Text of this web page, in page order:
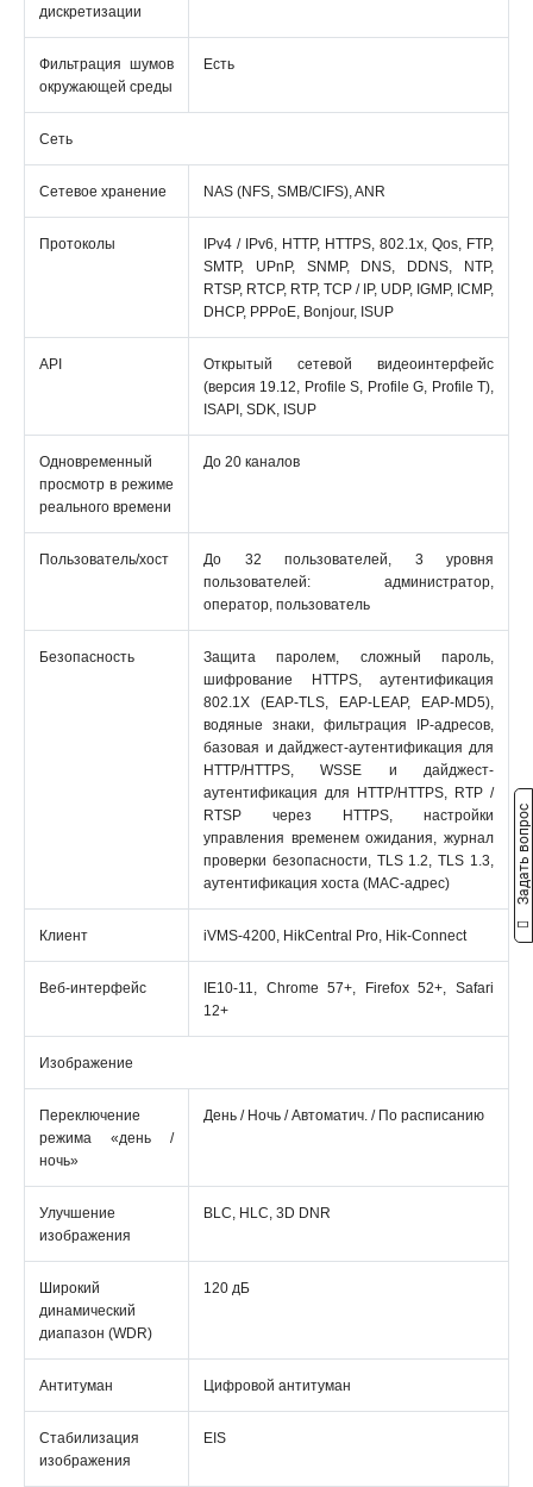
дискретизации
Фильтрация шумов
окружающей среды
Есть
Сеть
Сетевое хранение NAS (NFS, SMB/CIFS), ANR
Протоколы
IPv4 / IPv6, HTTP, HTTPS, 802.1x, Qos, FTP,
SMTP, UPnP, SNMP, DNS, DDNS, NTP,
RTSP, RTCP, RTP, TCP / IP, UDP, IGMP, ICMP,
DHCP, PPPoE, Bonjour, ISUP
API
Открытый сетевой видеоинтерфейс
(версия 19.12, Profile S, Profile G, Profile T),
ISAPI, SDK, ISUP
Одновременный
просмотр в режиме
реального времени
До 20 каналов
Пользователь/хост
До 32 пользователей, 3 уровня
пользователей: администратор,
оператор, пользователь
Безопасность
Защита паролем, сложный пароль,
шифрование HTTPS, аутентификация
802.1X (EAP-TLS, EAP-LEAP, EAP-MD5),
водяные знаки, фильтрация IP-адресов,
базовая и дайджест-аутентификация для
HTTP/HTTPS, WSSE и дайджест-
аутентификация для HTTP/HTTPS, RTP /
RTSP через HTTPS, настройки
управления временем ожидания, журнал
проверки безопасности, TLS 1.2, TLS 1.3,
аутентификация хоста (MAC-адрес)
Клиент iVMS-4200, HikCentral Pro, Hik-Connect
Веб-интерфейс
IE10-11, Chrome 57+, Firefox 52+, Safari
12+
Изображение
Переключение
режима «день /
ночь»
День / Ночь / Автоматич. / По расписанию
Улучшение
изображения
BLC, HLC, 3D DNR
Широкий
динамический
диапазон (WDR)
120 дБ
Антитуман Цифровой антитуман
Стабилизация
изображения
EIS
Задать вопрос